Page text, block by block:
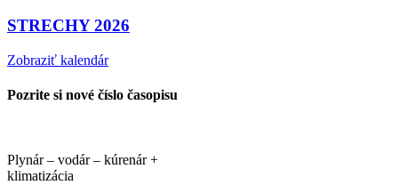
STRECHY 2026
Zobraziť kalendár
Pozrite si nové číslo časopisu
Plynár – vodár – kúrenár +
klimatizácia